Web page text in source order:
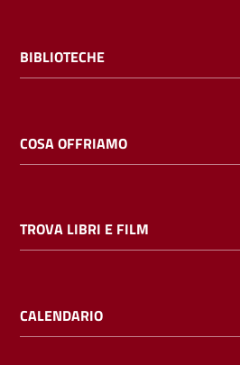
BIBLIOTECHE
COSA OFFRIAMO
TROVA LIBRI E FILM
CALENDARIO